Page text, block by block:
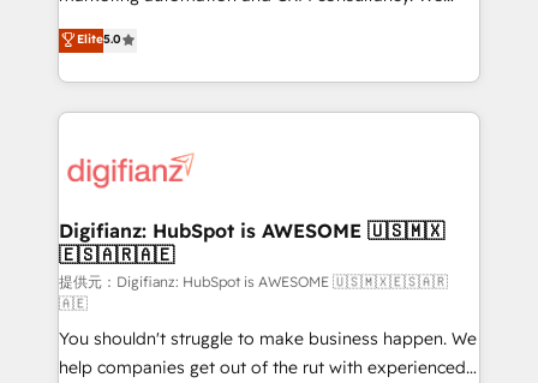
is there for you to: - Grow revenue, and run your
business more efficiently - Build stronger
more people - Get the most out of your HubSpot
investment
enable mid-market and enterprise clients to
maximise their return from digital and fuel their
growth. We modernise platforms, streamline
operations that are causing inefficiencies, improve
supercharge revenue operations Key services: • CRM
Transformation / Web Development • RevOps &
Sales Consulting • Marketing Automation What
makes us different? 🚀 Top 0.5% of global HubSpot
agencies ⚙️ The strongest technical ability and
integration capabilities 💼 Consultative, long-term
partners who will embed ourselves into your
Elite5.0
Digifianz: HubSpot is AWESOME 🇺🇸🇲🇽
🇪🇸🇦🇷🇦🇪
提供元：Digifianz: HubSpot is AWESOME 🇺🇸🇲🇽🇪🇸🇦🇷
🇦🇪
You shouldn't struggle to make business happen. We
help companies get out of the rut with experienced,